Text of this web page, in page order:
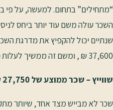
השכר עולה משם עוד יותר ביחס
שנתיים יכול להקפיץ את מדרגת
37,600 ₪ , ומשם זה ממשיך לעלות ככל שמתקדמים בתפקיד.
שווייץ – שכר ממוצע של 27,750 שקלים לחודש
שכר לא מבייש מצד אחד, שיותר